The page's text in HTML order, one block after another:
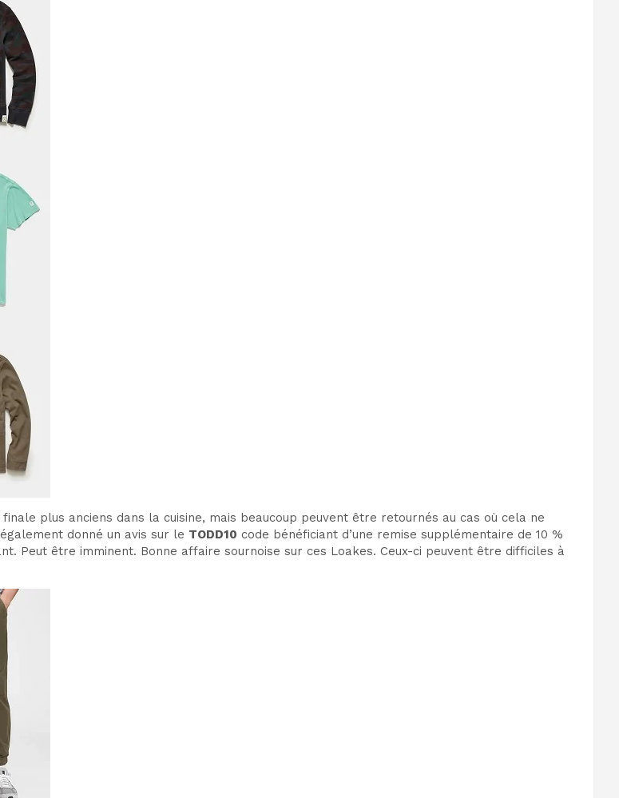
plus anciens dans la cuisine, mais beaucoup peuvent être retournés au cas où cela ne
donné un avis sur le TODD10 code bénéficiant d’une remise supplémentaire de 10 %
Peut être imminent. Bonne affaire sournoise sur ces Loakes. Ceux-ci peuvent être difficiles à